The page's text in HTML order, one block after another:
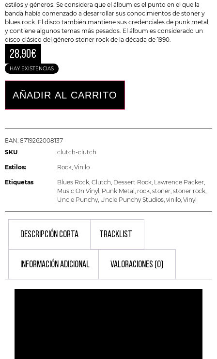
estilos y géneros. Se considera que el álbum es el punto en el que la
banda había comenzado a desarrollar sus conocimientos de stoner y
blues rock. El disco también mantiene sus credenciales de punk metal,
y contiene algunos temas más pesados. El álbum es considerado un
disco clásico del género stoner rock de la década de 1990.
28,90€
HAY EXISTENCIAS
AÑADIR AL CARRITO
EAN: 8719262008137
SKU
clutch-clutch
Estilos: Rock, Vinilo
Etiquetas Blues Rock, Clutch, Dessert Rock, Lawrence Packer,
Music On Vinyl, Punk Metal , rock, stoner, stoner rock,
Uncle Punchy, Uncle Punchy Studios, vinilo, Vinyl
DESCRIPCIÓN CORTA TRACKLIST
INFORMACIÓN ADICIONAL VALORACIONES (0)